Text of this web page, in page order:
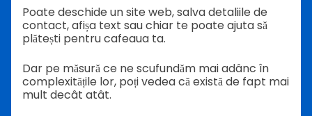
Poate deschide un site web, salva detaliile de
contact, afișa text sau chiar te poate ajuta să
plătești pentru cafeaua ta.
Dar pe măsură ce ne scufundăm mai adânc în
complexitățile lor, poți vedea că există de fapt mai
mult decât atât.